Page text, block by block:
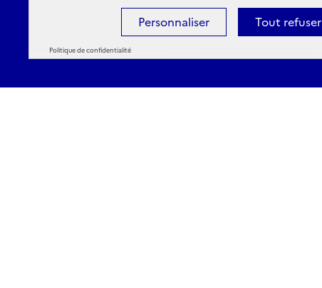
Tout refuser
Personnaliser
Politique de confidentialité